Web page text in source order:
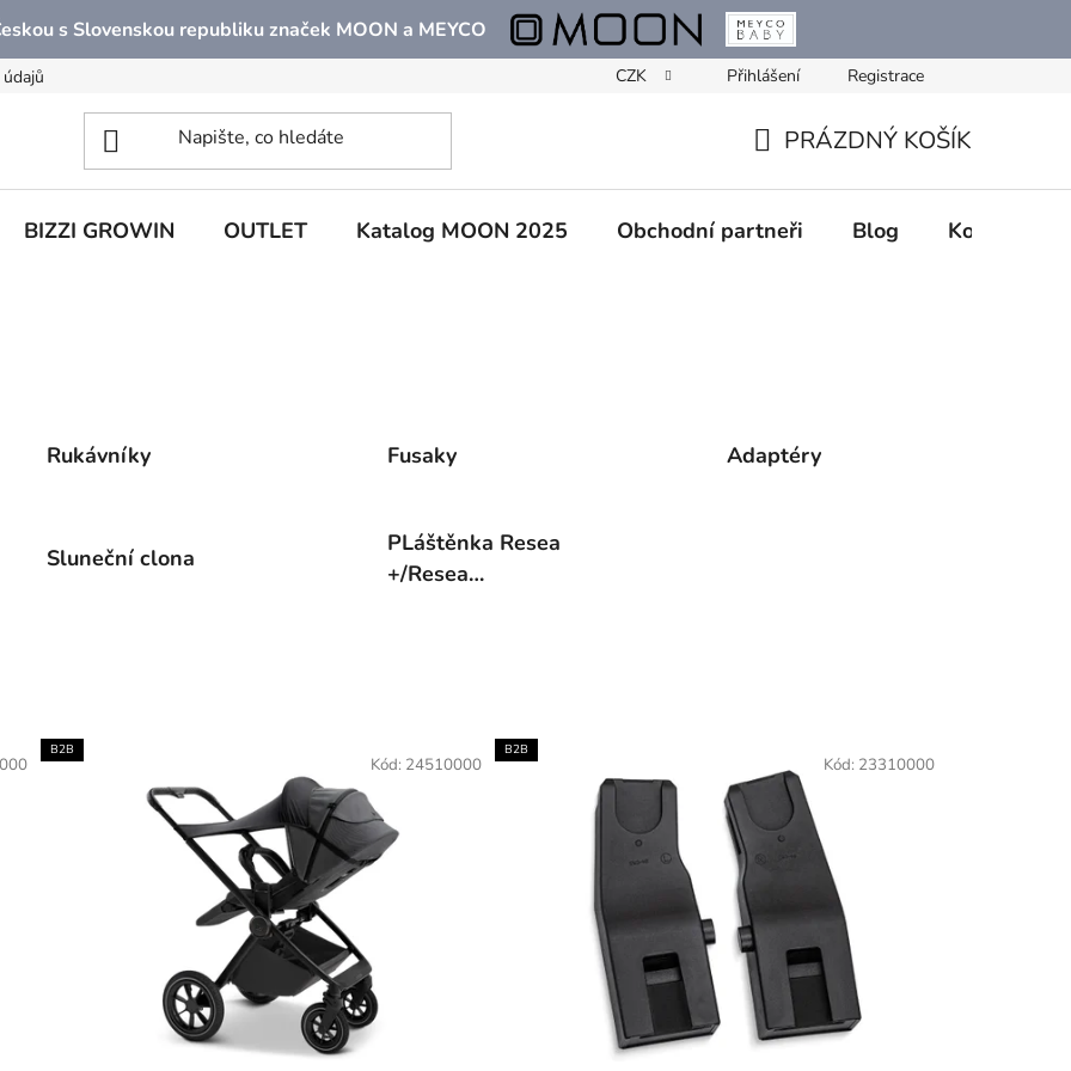
s Slovenskou republiku značek MOON a MEYCO
CZK Přihlášení Registrace
KOŠÍK
PRÁZDNÝ KOŠÍK
BIZZI GROWIN OUTLET Katalog MOON 2025 Obchodní partneři Blog Kontakty
Rukávníky Fusaky Adaptéry
Sluneční clona
PLáštěnka Resea
+/Resea
B2B
Kód: 24510000
B2B
Kód: 23310000